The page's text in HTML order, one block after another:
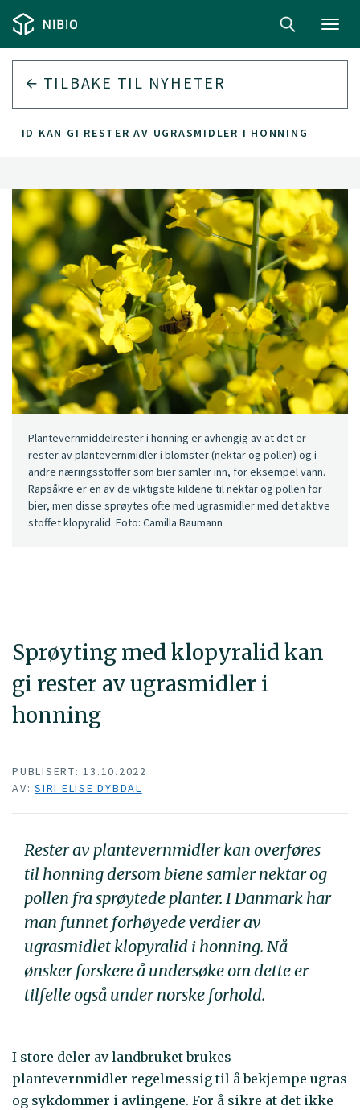
TILBAKE TIL NYHETER
KAN GI RESTER AV UGRASMIDLER I HONNING
Sprøyting med klopyralid kan
gi rester av ugrasmidler i
honning
Plantevernmiddelrester i honning er avhengig av at det er
rester av plantevernmidler i blomster (nektar og pollen) og i
andre næringsstoffer som bier samler inn, for eksempel vann.
Rapsåkre er en av de viktigste kildene til nektar og pollen for
bier, men disse sprøytes ofte med ugrasmidler med det aktive
stoffet klopyralid. Foto: Camilla Baumann
PUBLISERT: 13.10.2022
AV: SIRI ELISE DYBDAL
Rester av plantevernmidler kan overføres
til honning dersom biene samler nektar og
pollen fra sprøytede planter. I Danmark har
man funnet forhøyede verdier av
ugrasmidlet klopyralid i honning. Nå
ønsker forskere å undersøke om dette er
tilfelle også under norske forhold.
I store deler av landbruket brukes
plantevernmidler regelmessig til å bekjempe ugras
og sykdommer i avlingene. For å sikre at det ikke